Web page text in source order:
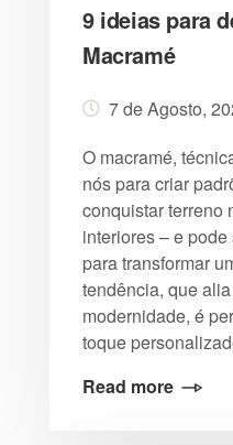
9 ideias para
Macramé
7 de Agosto,
O macramé,
nós para criar
conquistar terreno
interiores – e
para transformar
tendência, que
modernidade, é
toque
Read more